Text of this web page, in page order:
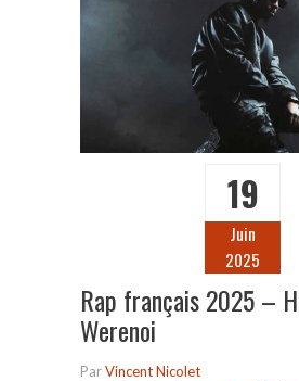
19
Juin
2025
Rap français 2025 –
Werenoi
ParVincent Nicolet